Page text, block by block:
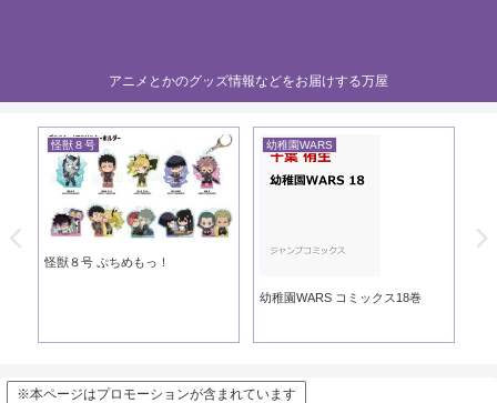
アニメとかのグッズ情報などをお届けする万屋
怪獣８号
怪獣８号 ぷちめもっ！
幼稚園WARS
幼稚園WARS コミックス18巻
※本ページはプロモーションが含まれています